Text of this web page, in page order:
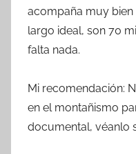
acompaña muy
largo ideal, son 70
falta nada.
Mi recomendación:
en el montañismo
documental, véanlo